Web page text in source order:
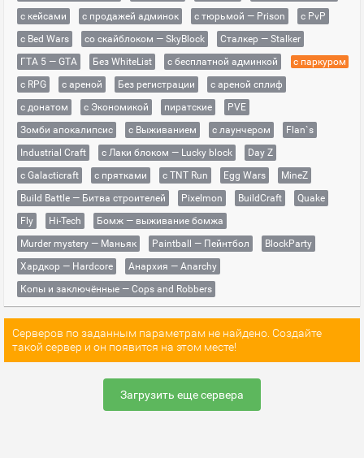
с кейсами
с продажей админок с тюрьмой — Prison
с PvP
с Bed Wars
со скайблоком — SkyBlock
Сталкер — Stalker
ГТА 5 — GTA
Без WhiteList с бесплатной админкой
с паркуром
с RPG
с ареной Без регистрации
с ареной сплиф
с донатом
с Экономикой пиратские
PVE
Зомби апокалипсис
с Выживанием с лаунчером
Flan`s
Industrial Craft
с Лаки блоком — Lucky block
Day Z
с Galacticraft
с прятками с TNT Run Egg Wars
MineZ
Build Battle — Битва строителей
Pixelmon BuildCraft
Quake
Fly
Hi-Tech
Бомж — выживание бомжа
Murder mystery — Маньяк
Paintball — Пейнтбол
BlockParty
Хардкор — Hardcore
Анархия — Anarchy
Копы и заключённые — Cops and Robbers
Серверов по заданным параметрам не найдено. Создайте
такой сервер и он появится на этом месте!
Загрузить еще сервера